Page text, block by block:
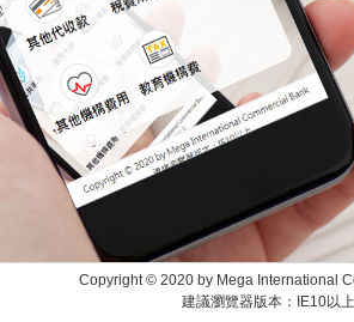
Copyright © 2020 by Mega International
建議瀏覽器版本：IE10以上